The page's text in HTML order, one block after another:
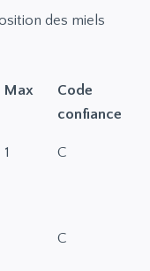
des miels
Max
Code
confiance
1 C
C